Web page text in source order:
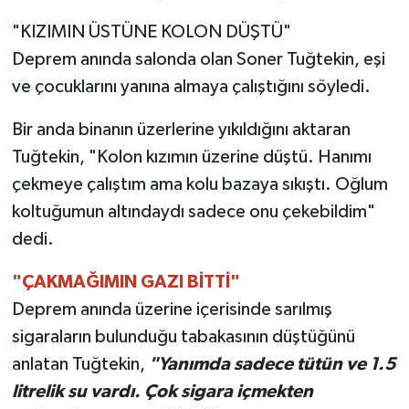
"KIZIMIN ÜSTÜNE KOLON DÜŞTÜ"
Deprem anında salonda olan Soner Tuğtekin, eşi
ve çocuklarını yanına almaya çalıştığını söyledi.
Bir anda binanın üzerlerine yıkıldığını aktaran
Tuğtekin, "Kolon kızımın üzerine düştü. Hanımı
çekmeye çalıştım ama kolu bazaya sıkıştı. Oğlum
koltuğumun altındaydı sadece onu çekebildim"
dedi.
"ÇAKMAĞIMIN GAZI BİTTİ"
Deprem anında üzerine içerisinde sarılmış
sigaraların bulunduğu tabakasının düştüğünü
anlatan Tuğtekin, "Yanımda sadece tütün ve 1.5
litrelik su vardı. Çok sigara içmekten